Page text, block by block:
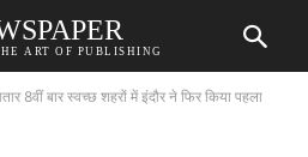
ART OF PUBLISHING
8वीं बार स्वच्छ शहरों में इंदौर ने फिर किया पहला